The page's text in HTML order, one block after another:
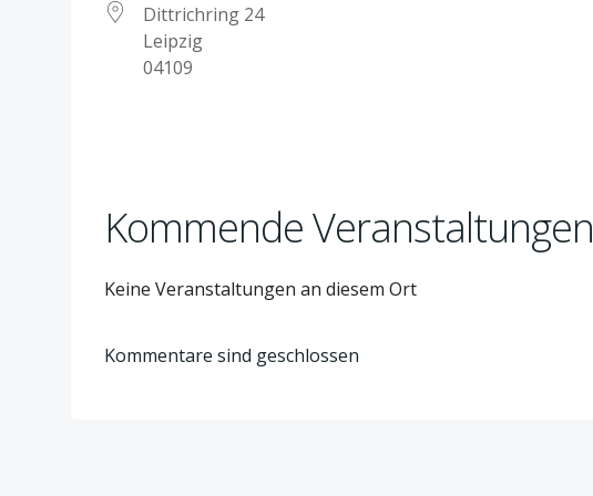
Dittrichring 24
Leipzig
04109
Kommende Veranstaltungen
Keine Veranstaltungen an diesem Ort
Kommentare sind geschlossen